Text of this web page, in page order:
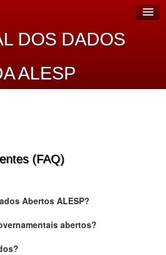
DOS DADOS
ALESP
(FAQ)
Abertos ALESP?
abertos?